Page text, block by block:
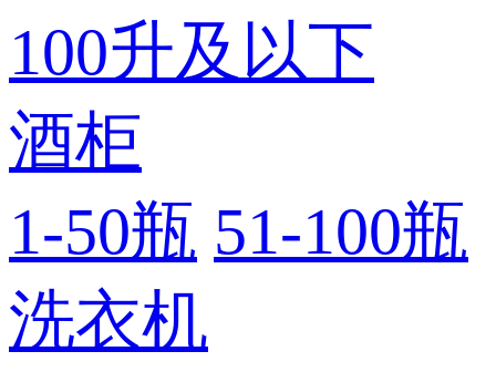
100升及以下
酒柜
1-50瓶 51-100瓶
洗衣机